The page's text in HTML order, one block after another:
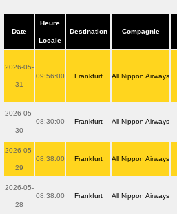
Date
Heure
Locale
Destination Compagnie
2026-05-
31
09:56:00 Frankfurt All Nippon Airways
2026-05-
30
08:30:00 Frankfurt All Nippon Airways
2026-05-
29
08:38:00 Frankfurt All Nippon Airways
2026-05-
28
08:38:00 Frankfurt All Nippon Airways